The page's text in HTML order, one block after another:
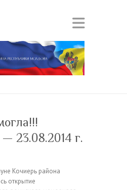
23.08.2014 г.
Кочиерь района
открытие